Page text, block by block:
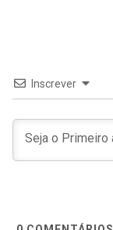
Inscrever